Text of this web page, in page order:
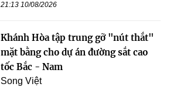
21:13 10/08/2026
Khánh Hòa tập trung gỡ "nút thắt"
mặt bằng cho dự án đường sắt cao
tốc Bắc - Nam
Song Việt